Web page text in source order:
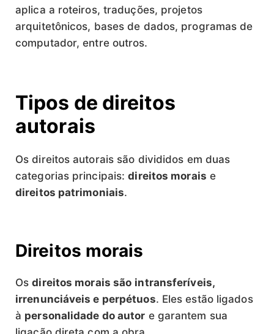
aplica a roteiros, traduções, projetos
arquitetônicos, bases de dados, programas de
computador, entre outros.
Tipos de direitos
autorais
Os direitos autorais são divididos em duas
categorias principais:direitos morais e
direitos patrimoniais.
Direitos morais
Osdireitos morais são intransferíveis,
irrenunciáveis e perpétuos. Eles estão ligados
à personalidade do autor e garantem sua